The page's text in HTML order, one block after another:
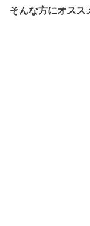
そんな方にオスス